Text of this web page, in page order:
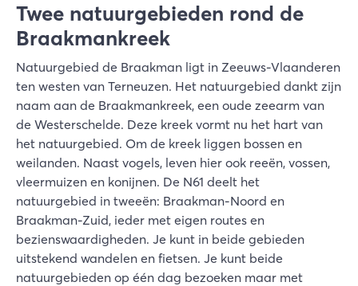
Twee natuurgebieden rond de
Braakmankreek
Natuurgebied de Braakman ligt in Zeeuws-Vlaanderen
ten westen van Terneuzen. Het natuurgebied dankt zijn
naam aan de Braakmankreek, een oude zeearm van
de Westerschelde. Deze kreek vormt nu het hart van
het natuurgebied. Om de kreek liggen bossen en
weilanden. Naast vogels, leven hier ook reeën, vossen,
vleermuizen en konijnen. De N61 deelt het
natuurgebied in tweeën: Braakman-Noord en
Braakman-Zuid, ieder met eigen routes en
bezienswaardigheden. Je kunt in beide gebieden
uitstekend wandelen en fietsen. Je kunt beide
natuurgebieden op één dag bezoeken maar met